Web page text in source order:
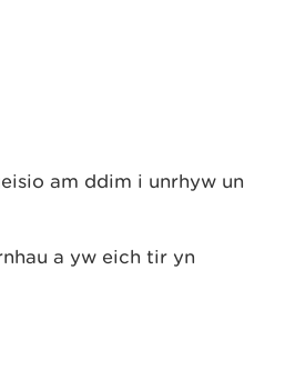
am ddim i unrhyw un
a yw eich tir yn